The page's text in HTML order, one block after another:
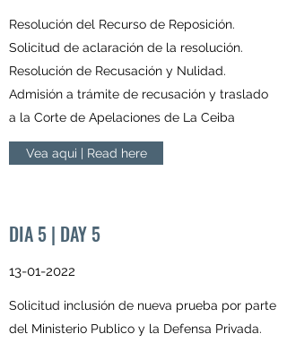
Resolución del Recurso de Reposición.
Solicitud de aclaración de la resolución.
Resolución de Recusación y Nulidad.
Admisión a trámite de recusación y traslado
a la Corte de Apelaciones de La Ceiba
Vea aqui | Read here
DIA 5 | DAY 5
13-01-2022
Solicitud inclusión de nueva prueba por parte
del Ministerio Publico y la Defensa Privada.